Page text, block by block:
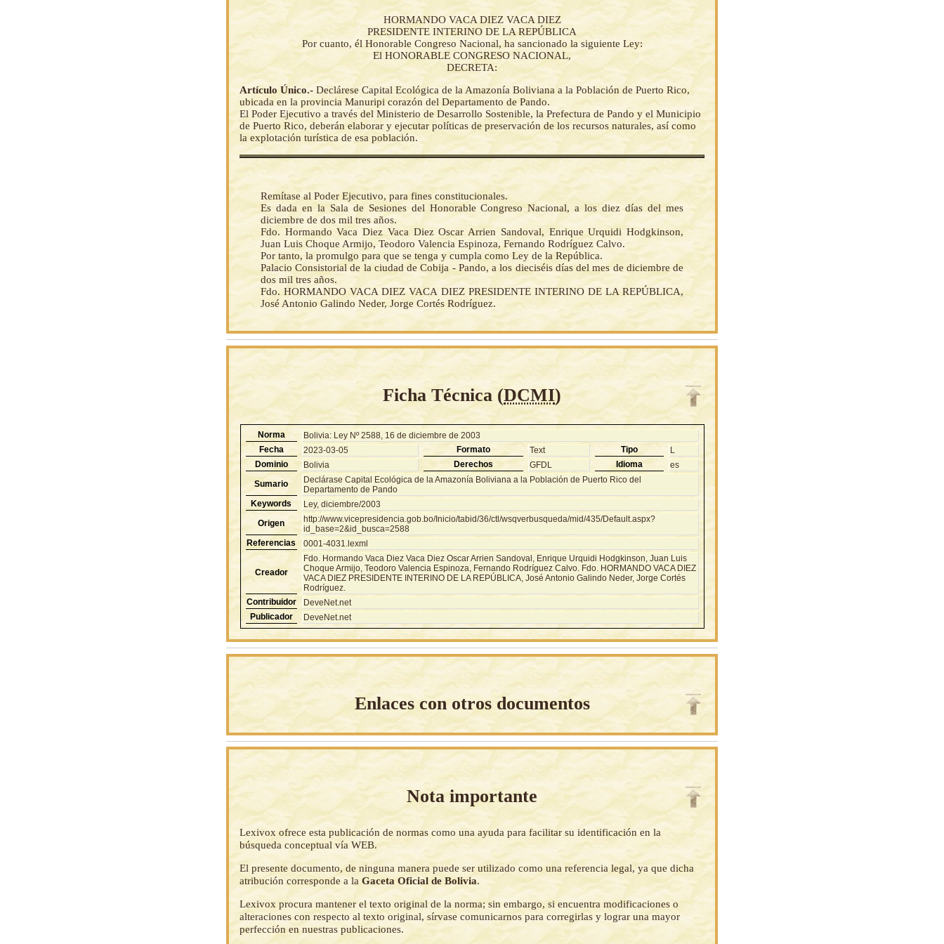
HORMANDO VACA DIEZ VACA DIEZ
PRESIDENTE INTERINO DE LA REPÚBLICA
Por cuanto, él Honorable Congreso Nacional, ha sancionado la siguiente Ley:
El HONORABLE CONGRESO NACIONAL,
DECRETA:
Artículo Único.- Declárese Capital Ecológica de la Amazonía Boliviana a la Población de Puerto Rico,
ubicada en la provincia Manuripi corazón del Departamento de Pando.
El Poder Ejecutivo a través del Ministerio de Desarrollo Sostenible, la Prefectura de Pando y el Municipio
de Puerto Rico, deberán elaborar y ejecutar políticas de preservación de los recursos naturales, así como
la explotación turística de esa población.
Remítase al Poder Ejecutivo, para fines constitucionales.
Es dada en la Sala de Sesiones del Honorable Congreso Nacional, a los diez días del mes
diciembre de dos mil tres años.
Fdo. Hormando Vaca Diez Vaca Diez Oscar Arrien Sandoval, Enrique Urquidi Hodgkinson,
Juan Luis Choque Armijo, Teodoro Valencia Espinoza, Fernando Rodríguez Calvo.
Por tanto, la promulgo para que se tenga y cumpla como Ley de la República.
Palacio Consistorial de la ciudad de Cobija - Pando, a los dieciséis días del mes de diciembre de
dos mil tres años.
Fdo. HORMANDO VACA DIEZ VACA DIEZ PRESIDENTE INTERINO DE LA REPÚBLICA,
José Antonio Galindo Neder, Jorge Cortés Rodríguez.
Ficha Técnica (DCMI)
Norma
Bolivia: Ley Nº 2588, 16 de diciembre de 2003
Fecha
2023-03-05 Formato Text Tipo
L
Dominio
Bolivia Derechos GFDL Idioma
es
Sumario
Declárase Capital Ecológica de la Amazonía Boliviana a la Población de Puerto Rico del
Departamento de Pando
Keywords
Ley, diciembre/2003
Origen
http://www.vicepresidencia.gob.bo/Inicio/tabid/36/ctl/wsqverbusqueda/mid/435/Default.aspx?
id_base=2&id_busca=2588
Referencias
0001-4031.lexml
Creador
Fdo. Hormando Vaca Diez Vaca Diez Oscar Arrien Sandoval, Enrique Urquidi Hodgkinson, Juan Luis
Choque Armijo, Teodoro Valencia Espinoza, Fernando Rodríguez Calvo. Fdo. HORMANDO VACA DIEZ
VACA DIEZ PRESIDENTE INTERINO DE LA REPÚBLICA, José Antonio Galindo Neder, Jorge Cortés
Rodríguez.
Contribuidor
DeveNet.net
Publicador
DeveNet.net
Enlaces con otros documentos
Nota importante
Lexivox ofrece esta publicación de normas como una ayuda para facilitar su identificación en la
búsqueda conceptual vía WEB.
El presente documento, de ninguna manera puede ser utilizado como una referencia legal, ya que dicha
atribución corresponde a laGaceta Oficial de Bolivia.
Lexivox procura mantener el texto original de la norma; sin embargo, si encuentra modificaciones o
alteraciones con respecto al texto original, sírvase comunicarnos para corregirlas y lograr una mayor
perfección en nuestras publicaciones.